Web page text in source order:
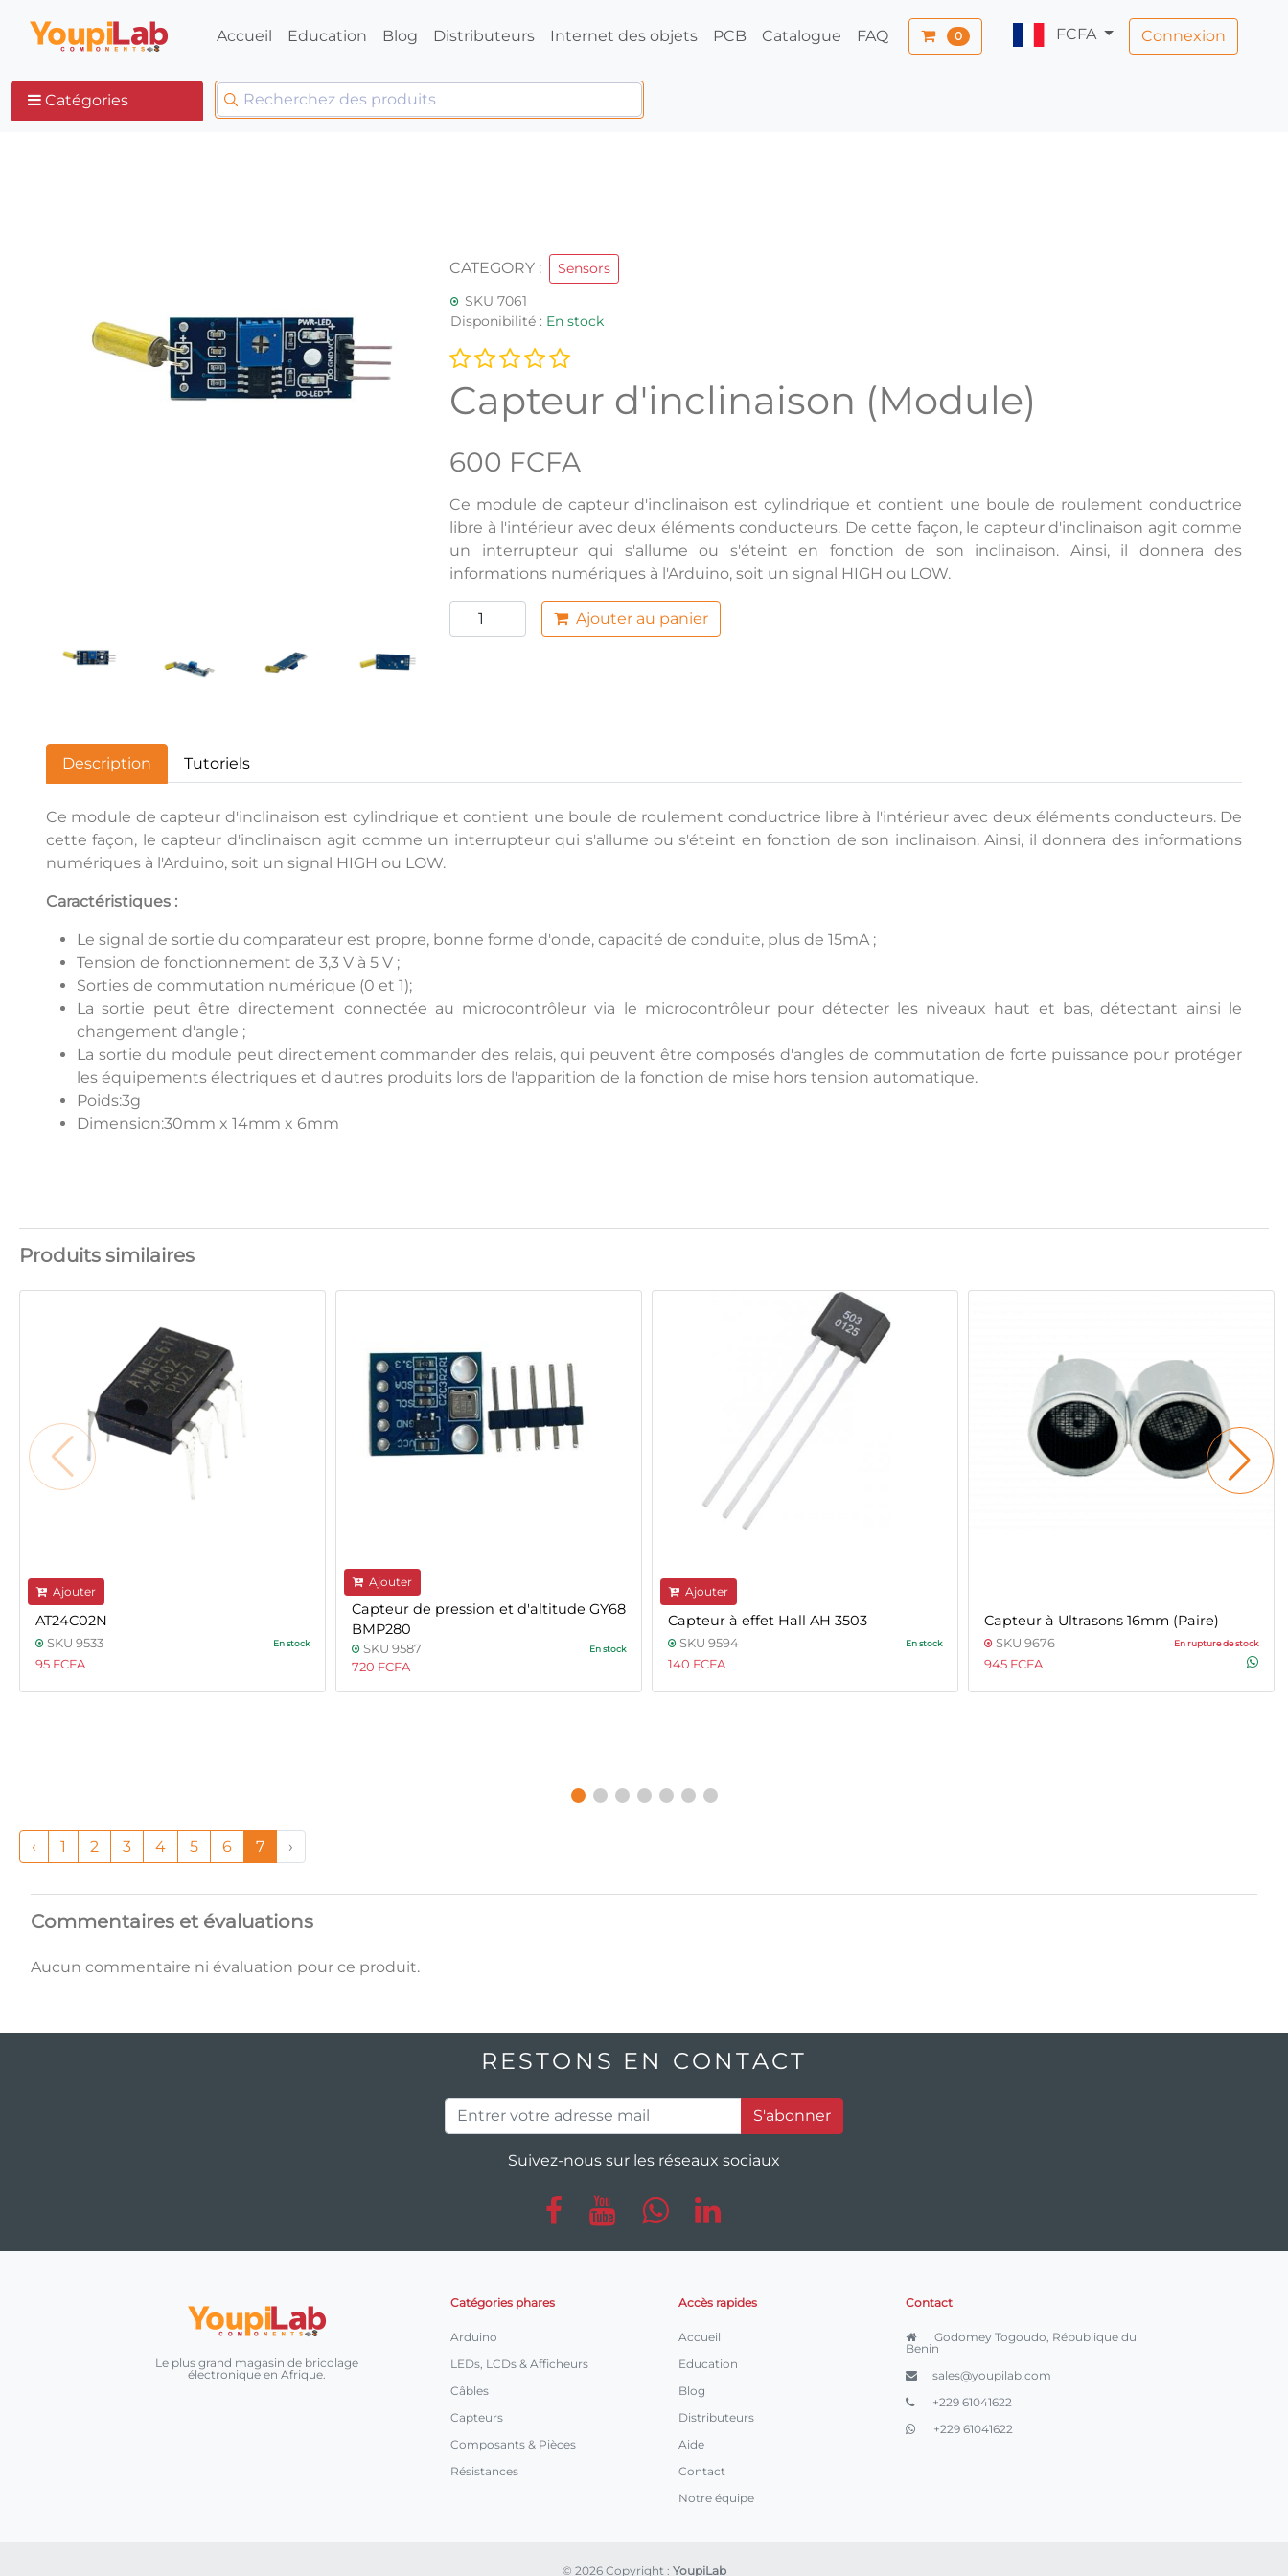
Accueil Education Blog Distributeurs Internet des objets PCB Catalogue FAQ 0 FCFA Connexion
Catégories
CATEGORY :
Sensors
SKU 7061
Disponibilité : En stock
Capteur d'inclinaison (Module)
600 FCFA
Ce module de capteur d'inclinaison est cylindrique et contient une boule de roulement conductrice
libre à l'intérieur avec deux éléments conducteurs. De cette façon, le capteur d'inclinaison agit comme
un interrupteur qui s'allume ou s'éteint en fonction de son inclinaison. Ainsi, il donnera des
informations numériques à l'Arduino, soit un signal HIGH ou LOW.
Ajouter au panier
Description Tutoriels
Ce module de capteur d'inclinaison est cylindrique et contient une boule de roulement conductrice libre à l'intérieur avec deux éléments conducteurs. De
cette façon, le capteur d'inclinaison agit comme un interrupteur qui s'allume ou s'éteint en fonction de son inclinaison. Ainsi, il donnera des informations
numériques à l'Arduino, soit un signal HIGH ou LOW.
Caractéristiques :
Le signal de sortie du comparateur est propre, bonne forme d'onde, capacité de conduite, plus de 15mA ;
Tension de fonctionnement de 3,3 V à 5 V ;
Sorties de commutation numérique (0 et 1);
La sortie peut être directement connectée au microcontrôleur via le microcontrôleur pour détecter les niveaux haut et bas, détectant ainsi le
changement d'angle ;
La sortie du module peut directement commander des relais, qui peuvent être composés d'angles de commutation de forte puissance pour protéger
les équipements électriques et d'autres produits lors de l'apparition de la fonction de mise hors tension automatique.
Poids:3g
Dimension:30mm x 14mm x 6mm
Produits similaires
Ajouter
AT24C02N
SKU 9533 En stock
95 FCFA
Ajouter
Capteur de pression et d'altitude GY68
BMP280
SKU 9587 En stock
720 FCFA
Ajouter
Capteur à effet Hall AH 3503
SKU 9594 En stock
140 FCFA
Capteur à Ultrasons 16mm (Paire)
SKU 9676 En rupture de stock
945 FCFA
‹ 1 2 3 4 5 6 7 ›
Commentaires et évaluations
Aucun commentaire ni évaluation pour ce produit.
RESTONS EN CONTACT
S'abonner
Suivez-nous sur les réseaux sociaux
Le plus grand magasin de bricolage
électronique en Afrique.
Catégories phares
Arduino
LEDs, LCDs & Afficheurs
Câbles
Capteurs
Composants & Pièces
Résistances
Accès rapides
Accueil
Education
Blog
Distributeurs
Aide
Contact
Notre équipe
Contact
Godomey Togoudo, République du
Benin
sales@youpilab.com
+229 61041622
+229 61041622
© 2026 Copyright : YoupiLab